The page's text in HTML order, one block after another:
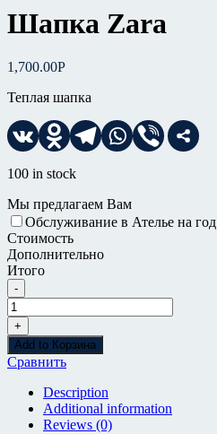
Шапка Zara
1,700.00Р
Теплая шапка
100 in stock
Мы предлагаем Вам
Обслуживание в Ателье на год
Стоимость
Дополнительно
Итого
-
Шапка
Zara
Количество
+
Add to Корзина
Сравнить
Description
Additional information
Reviews (0)